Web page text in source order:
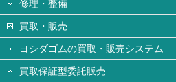
修理・整備
買取・販売
ヨシダゴムの買取・販売システム
買取保証型委託販売